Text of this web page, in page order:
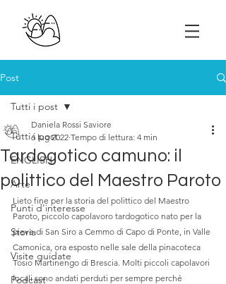
Post
Tutti i post
ENGLISH
Arte
Punti d'interesse
Storia
Visite guidate
Podcast
Tutti i post
Tardogotico camuno: il
polittico del Maestro Paroto
Daniela Rossi Saviore
6 lug 2022 Tempo di lettura: 4 min
Lieto fine per la storia del polittico del Maestro
Paroto, piccolo capolavoro tardogotico nato per la
pieve di San Siro a Cemmo di Capo di Ponte, in Valle
Camonica, ora esposto nelle sale della pinacoteca
Tosio Martinengo di Brescia. Molti piccoli capolavori
locali sono andati perduti per sempre perché